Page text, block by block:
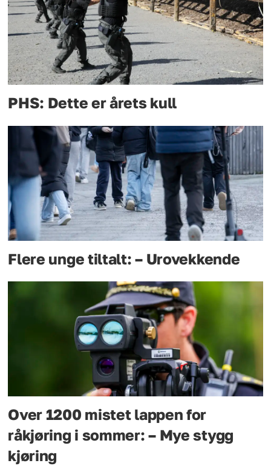
PHS: Dette er årets kull
Flere unge tiltalt: – Urovekkende
Over 1200 mistet lappen for
råkjøring i sommer: – Mye stygg
kjøring